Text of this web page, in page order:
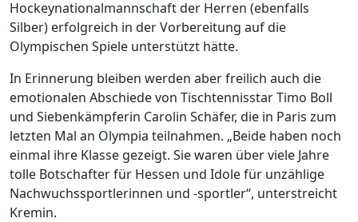
Hockeynationalmannschaft der Herren (ebenfalls
Silber) erfolgreich in der Vorbereitung auf die
Olympischen Spiele unterstützt hätte.
In Erinnerung bleiben werden aber freilich auch die
emotionalen Abschiede von Tischtennisstar Timo Boll
und Siebenkämpferin Carolin Schäfer, die in Paris zum
letzten Mal an Olympia teilnahmen. „Beide haben noch
einmal ihre Klasse gezeigt. Sie waren über viele Jahre
tolle Botschafter für Hessen und Idole für unzählige
Nachwuchssportlerinnen und -sportler“, unterstreicht
Kremin.